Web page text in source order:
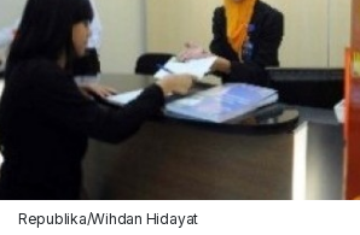
Republika/Wihdan Hidayat